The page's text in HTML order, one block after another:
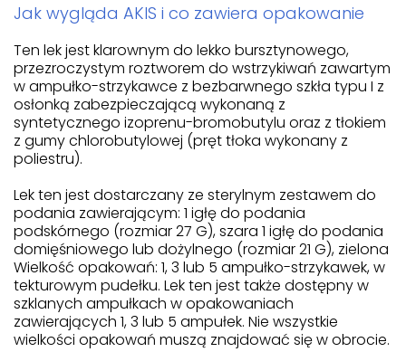
Jak wygląda AKIS i co zawiera opakowanie
Ten lek jest klarownym do lekko bursztynowego,
przezroczystym roztworem do wstrzykiwań zawartym
w ampułko-strzykawce z bezbarwnego szkła typu I z
osłonką zabezpieczającą wykonaną z
syntetycznego izoprenu-bromobutylu oraz z tłokiem
z gumy chlorobutylowej (pręt tłoka wykonany z
poliestru).
Lek ten jest dostarczany ze sterylnym zestawem do
podania zawierającym: 1 igłę do podania
podskórnego (rozmiar 27 G), szara 1 igłę do podania
domięśniowego lub dożylnego (rozmiar 21 G), zielona
Wielkość opakowań: 1, 3 lub 5 ampułko-strzykawek, w
tekturowym pudełku. Lek ten jest także dostępny w
szklanych ampułkach w opakowaniach
zawierających 1, 3 lub 5 ampułek. Nie wszystkie
wielkości opakowań muszą znajdować się w obrocie.